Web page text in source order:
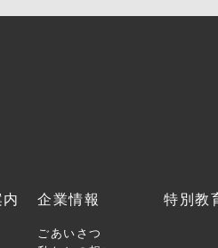
企業情報
ごあいさつ
特別教